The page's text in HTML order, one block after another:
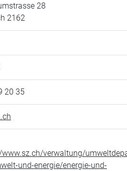
28
2162
20 35
www.sz.ch/verwaltung/
und-energie/energie-und-